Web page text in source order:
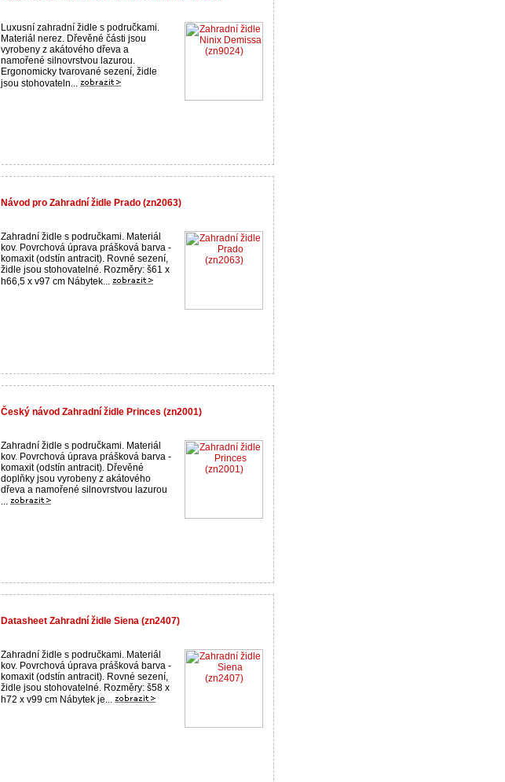
Luxusní zahradní židle s područkami.
Materiál nerez. Dřevěné části jsou
vyrobeny z akátového dřeva a
namořené silnovrstvou lazurou.
Ergonomicky tvarované sezení, židle
jsou stohovateln...
Návod pro Zahradní židle Prado (zn2063)
Zahradní židle s područkami. Materiál
kov. Povrchová úprava prášková barva -
komaxit (odstín antracit). Rovné sezení,
židle jsou stohovatelné. Rozměry: š61 x
h66,5 x v97 cm Nábytek...
Český návod Zahradní židle Princes (zn2001)
Zahradní židle s područkami. Materiál
kov. Povrchová úprava prášková barva -
komaxit (odstín antracit). Dřevěné
doplňky jsou vyrobeny z akátového
dřeva a namořené silnovrstvou lazurou
...
Datasheet Zahradní židle Siena (zn2407)
Zahradní židle s područkami. Materiál
kov. Povrchová úprava prášková barva -
komaxit (odstín antracit). Rovné sezení,
židle jsou stohovatelné. Rozměry: š58 x
h72 x v99 cm Nábytek je...